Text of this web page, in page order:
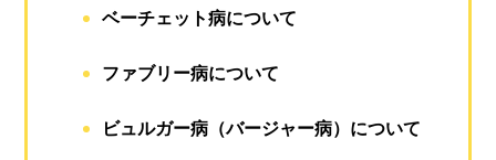
ベーチェット病について
ファブリー病について
ビュルガー病（バージャー病）について